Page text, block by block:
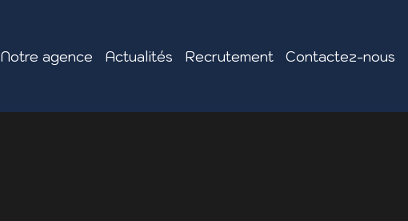
Notre agence Actualités Recrutement Contactez-nous